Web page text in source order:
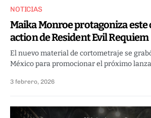
NOTICIAS
Maika Monroe protagoniza
action de Resident Evil Requiem
El nuevo material de cortometraje se
México para promocionar el próximo
3 febrero, 2026